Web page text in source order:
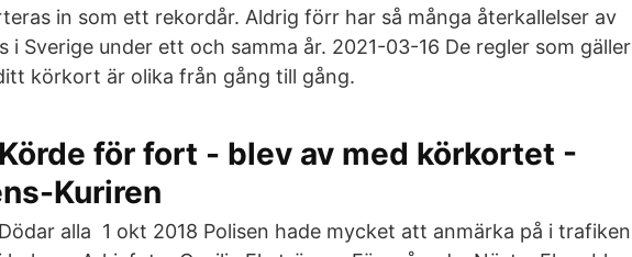
in som ett rekordår. Aldrig förr har så många återkallelser av
Sverige under ett och samma år. 2021-03-16 De regler som gäller
körkort är olika från gång till gång.
Körde för fort - blev av med körkortet -
Kuriren
Dödar alla 1 okt 2018 Polisen hade mycket att anmärka på i trafiken